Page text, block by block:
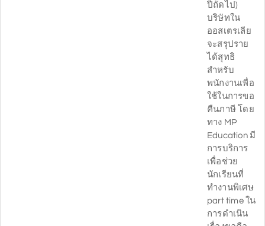
ปีถัดไป)
บริษัทใน
ออสเตรเลีย
จะสรุปราย
ได้สุทธิ
สำหรับ
พนักงานเพื่อ
ใช้ในการขอ
คืนภาษี โดย
ทาง MP
Education มี
การบริการ
เพื่อช่วย
นักเรียนที่
ทำงานพิเศษ
part time ใน
การดำเนิน